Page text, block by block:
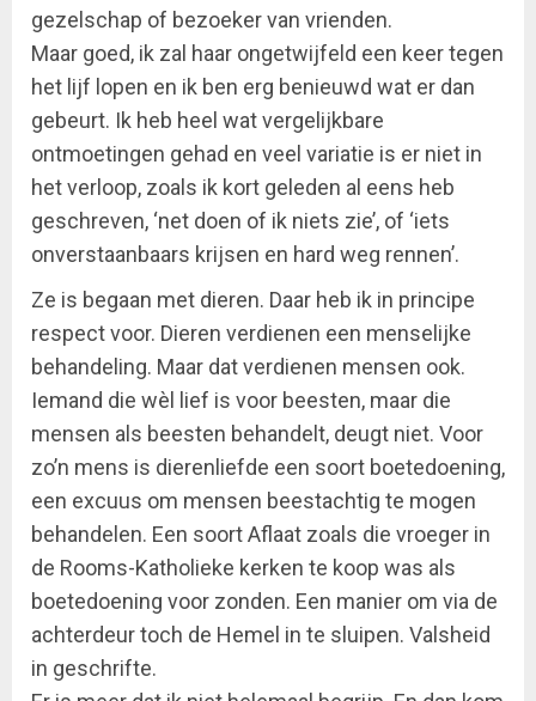
gezelschap of bezoeker van vrienden.
Maar goed, ik zal haar ongetwijfeld een keer tegen
het lijf lopen en ik ben erg benieuwd wat er dan
gebeurt. Ik heb heel wat vergelijkbare
ontmoetingen gehad en veel variatie is er niet in
het verloop, zoals ik kort geleden al eens heb
geschreven, ‘net doen of ik niets zie’, of ‘iets
onverstaanbaars krijsen en hard weg rennen’.
Ze is begaan met dieren. Daar heb ik in principe
respect voor. Dieren verdienen een menselijke
behandeling. Maar dat verdienen mensen ook.
Iemand die wèl lief is voor beesten, maar die
mensen als beesten behandelt, deugt niet. Voor
zo’n mens is dierenliefde een soort boetedoening,
een excuus om mensen beestachtig te mogen
behandelen. Een soort Aflaat zoals die vroeger in
de Rooms-Katholieke kerken te koop was als
boetedoening voor zonden. Een manier om via de
achterdeur toch de Hemel in te sluipen. Valsheid
in geschrifte.